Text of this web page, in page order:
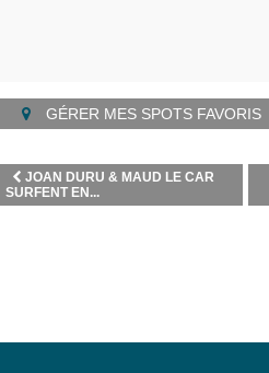
GÉRER MES SPOTS FAVORIS
JOAN DURU & MAUD LE CAR
SURFENT EN...